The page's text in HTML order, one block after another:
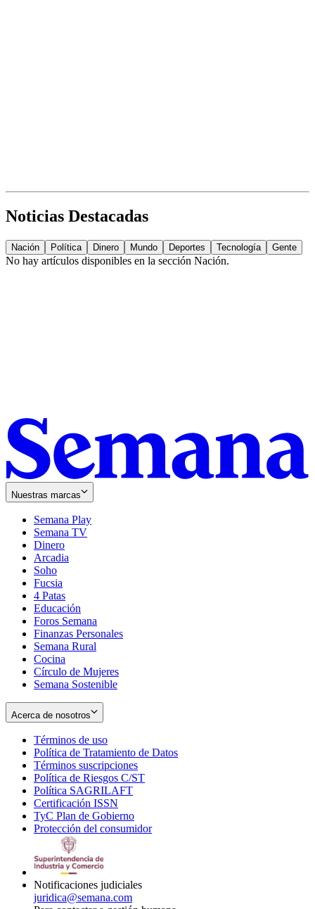
Noticias Destacadas
Nación Política Dinero Mundo Deportes Tecnología Gente
No hay artículos disponibles en la sección Nación.
Nuestras marcas
Semana Play
Semana TV
Dinero
Arcadia
Soho
in
new
window
Fucsia
in
new
window
4 Patas
Educación
Foros Semana
Finanzas Personales
Semana Rural
Cocina
Círculo de Mujeres
Semana Sostenible
Acerca de nosotros
Términos de uso
in
new
window
Política de Tratamiento de Datos
Términos suscripciones
in
Política de Riesgos C/ST
Política SAGRILAFT
new
window
Certificación ISSN
in
new
TyC Plan de Gobierno
in
Protección del consumidorOpens
Notificaciones judiciales
juridica@semana.com